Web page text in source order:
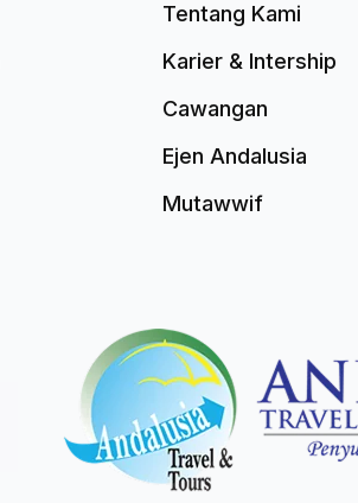
Tentang Kami
Karier & Intership
Cawangan
Ejen Andalusia
Mutawwif